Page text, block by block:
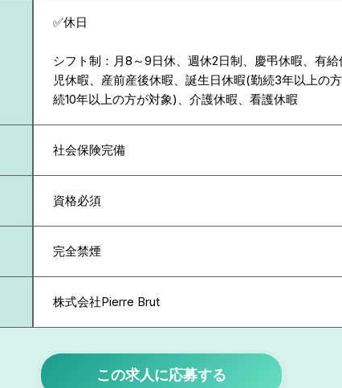
✅休日
シフト制：月8～9日休、週休2日制、慶弔休暇、有
児休暇、産前産後休暇、誕生日休暇(勤続3年以上の
続10年以上の方が対象)、介護休暇、看護休暇
社会保険完備
資格必須
完全禁煙
株式会社Pierre Brut
この求人に応募する